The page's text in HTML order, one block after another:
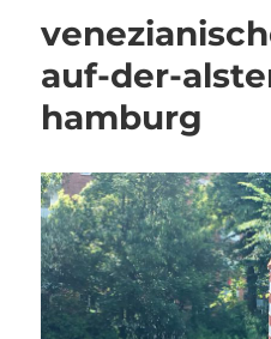
auf-der-
hamburg